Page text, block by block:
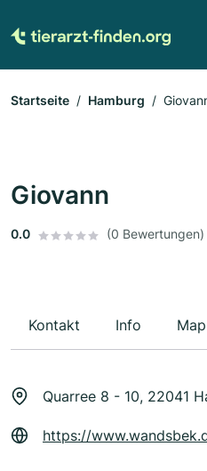
Startseite Hamburg
Giovann
0.0 (0 Bewertungen)
Kontakt Info Map
Quarree 8 - 10, 22041
https://